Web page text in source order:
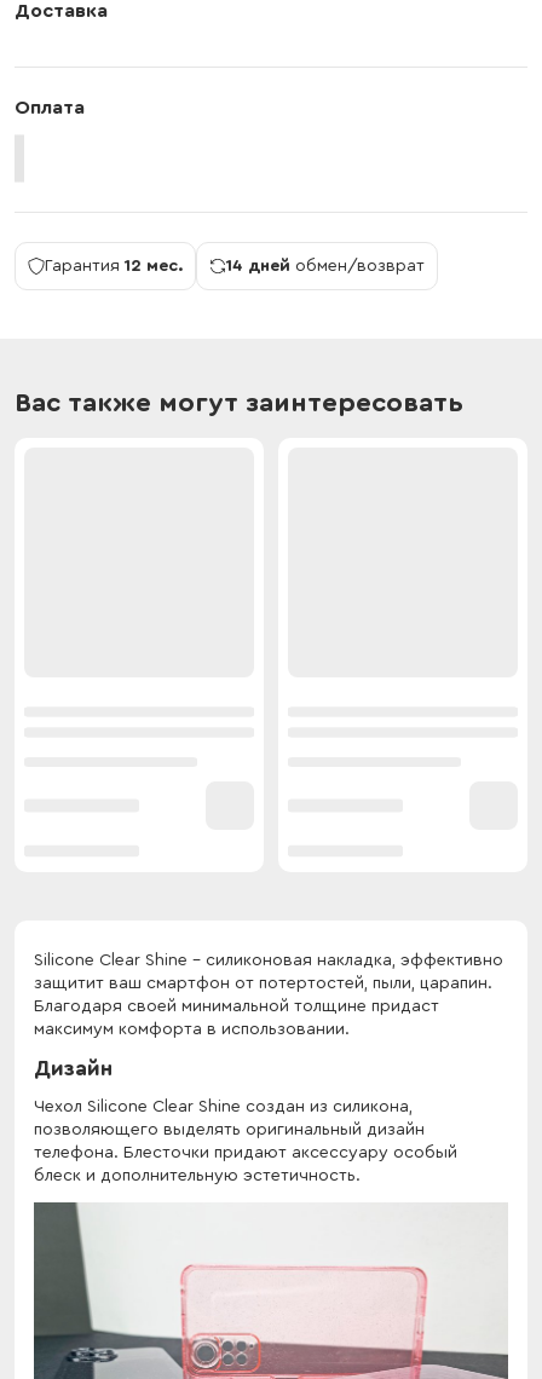
Доставка
Оплата
Гарантия 12 мес. 14 дней обмен/возврат
Вас также могут заинтересовать
Silicone Clear Shine - силиконовая накладка, эффективно
защитит ваш смартфон от потертостей, пыли, царапин.
Благодаря своей минимальной толщине придаст
максимум комфорта в использовании.
Дизайн
Чехол Silicone Clear Shine создан из силикона,
позволяющего выделять оригинальный дизайн
телефона. Блесточки придают аксессуару особый
блеск и дополнительную эстетичность.